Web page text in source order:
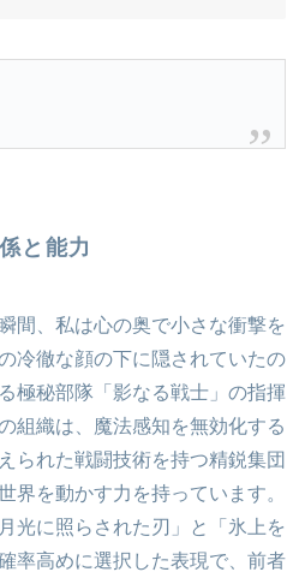
と能力
間、私は心の奥で小さな衝撃を
冷徹な顔の下に隠されていたの
極秘部隊「影なる戦士」の指揮
組織は、魔法感知を無効化する
られた戦闘技術を持つ精鋭集団
界を動かす力を持っています。
光に照らされた刃」と「氷上を
率高めに選択した表現で、前者